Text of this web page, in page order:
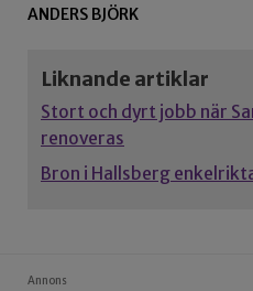
ANDERS BJÖRK
Liknande artiklar
Stort och dyrt jobb när
renoveras
Bron i Hallsberg
Annons